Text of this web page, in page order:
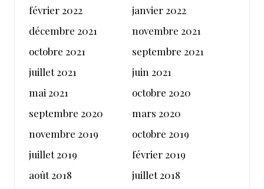
février 2022
janvier 2022
décembre 2021
novembre 2021
octobre 2021
septembre 2021
juillet 2021
juin 2021
mai 2021
octobre 2020
septembre 2020
mars 2020
novembre 2019
octobre 2019
juillet 2019
février 2019
août 2018
juillet 2018